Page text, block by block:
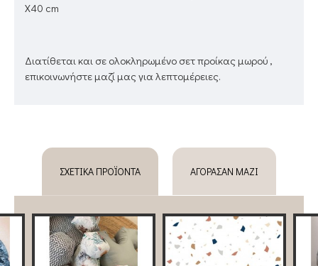
X40 cm
Διατίθεται και σε ολοκληρωμένο σετ προίκας μωρού ,
επικοινωνήστε μαζί μας για λεπτομέρειες.
ΣΧΕΤΙΚΆ ΠΡΟΪΌΝΤΑ ΑΓΌΡΑΣΑΝ ΜΑΖΊ